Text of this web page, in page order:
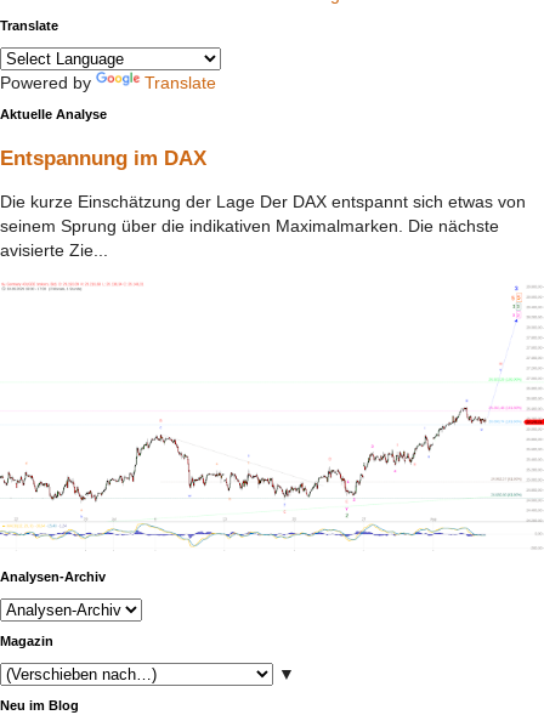
Translate
Powered by Translate
Aktuelle Analyse
Entspannung im DAX
Die kurze Einschätzung der Lage Der DAX entspannt sich etwas von
seinem Sprung über die indikativen Maximalmarken. Die nächste
avisierte Zie...
Analysen-Archiv
Magazin
▼
Neu im Blog